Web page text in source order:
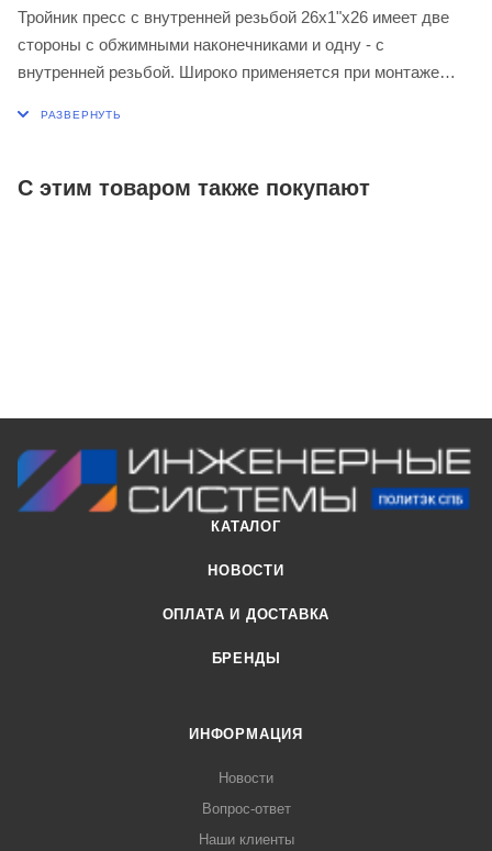
Тройник пресс с внутренней резьбой 26х1"х26 имеет две
стороны с обжимными наконечниками и одну - с
внутренней резьбой. Широко применяется при монтаже
С этим товаром также покупают
КАТАЛОГ
НОВОСТИ
ОПЛАТА И ДОСТАВКА
БРЕНДЫ
ИНФОРМАЦИЯ
Новости
Вопрос-ответ
Наши клиенты